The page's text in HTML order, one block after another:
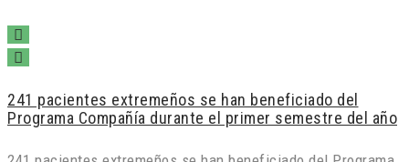
241 pacientes extremeños se han beneficiado del
Programa Compañía durante el primer semestre del año